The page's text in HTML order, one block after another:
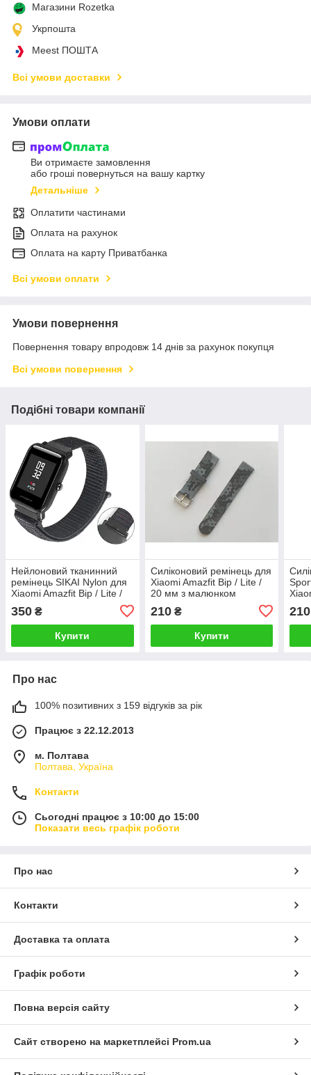
Магазини Rozetka
Укрпошта
Meest ПОШТА
Всі умови доставки
Умови оплати
Ви отримаєте замовлення
або гроші повернуться на вашу картку
Детальніше
Оплатити частинами
Оплата на рахунок
Оплата на карту Приватбанка
Всі умови оплати
Умови повернення
Повернення товару впродовж 14 днів за рахунок покупця
Всі умови повернення
Подібні товари компанії
Нейлоновий тканинний
ремінець SIKAI Nylon для
Xiaomi Amazfit Bip / Lite /
20 мм на липучці Чорний
1577P
350 ₴
Купити
Силіконовий ремінець для
Xiaomi Amazfit Bip / Lite /
20 мм з малюнком
Сірий 1900P
210₴
Купити
210
Про нас
100% позитивних з 159 відгуків за рік
Працює з 22.12.2013
м. Полтава
Полтава, Україна
Контакти
Сьогодні працює з 10:00 до 15:00
Показати весь графік роботи
Про нас
Контакти
Доставка та оплата
Графік роботи
Повна версія сайту
Сайт створено на маркетплейсі Prom.ua